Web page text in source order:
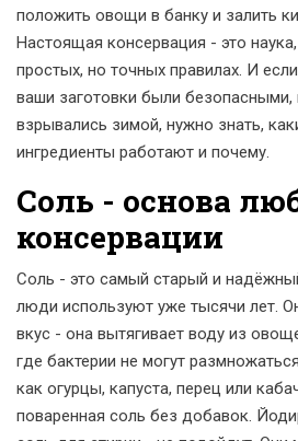
положить овощи в банку и залить
Настоящая консервация - это
простых, но точных правилах. И
ваши заготовки были безопасными,
взрывались зимой, нужно знать,
ингредиенты работают и почему.
Соль - основа
консервации
Соль - это самый старый и
люди используют уже тысячи лет.
вкус - она вытягивает воду из
где бактерии не могут
как огурцы, капуста, перец или
поваренная соль без добавок.